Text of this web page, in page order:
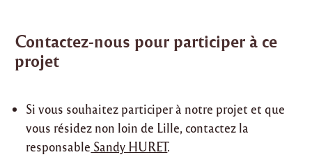
Contactez-nous pour participer à ce
projet
Si vous souhaitez participer à notre projet et que
vous résidez non loin de Lille, contactez la
responsable Sandy HURET.